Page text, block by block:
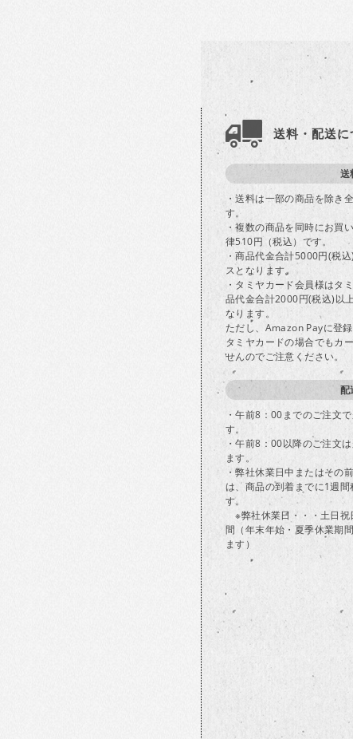
送料・配送に
送
・送料は一部の商品を除き
す。
・複数の商品を同時にお買
律510円（税込）です。
・商品代金合計5000円(税
スとなります。
・タミヤカード会員様はタ
品代金合計2000円(税込)以
なります。
ただし、Amazon Payに登
タミヤカードの場合でもカ
せんのでご注意ください。
配
・午前8：00までのご注文
す。
・午前8：00以降のご注文
ます。
・弊社休業日中またはその
は、商品の到着までに1週間
す。
※弊社休業日・・・土日祝
間（年末年始・夏季休業期
ます）